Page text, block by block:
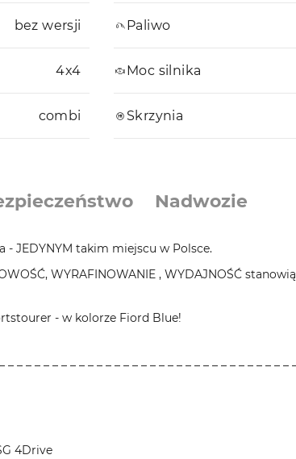
bez wersji
4x4
combi
Paliwo
Moc silnika
Skrzynia
Nadwozie
JEDYNYM takim miejscu w Polsce.
WYRAFINOWANIE , WYDAJNOŚĆ stanowią
- w kolorze Fiord Blue!
4Drive